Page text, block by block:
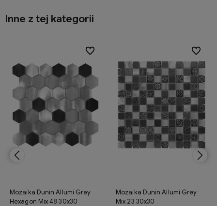
Inne z tej kategorii
Mozaika Dunin Allumi Grey
Hexagon Mix 48 30x30
Do ulubionych
Do ulubionych
Mozaika Dunin Allumi Grey
Mix 23 30x30
Do
Do